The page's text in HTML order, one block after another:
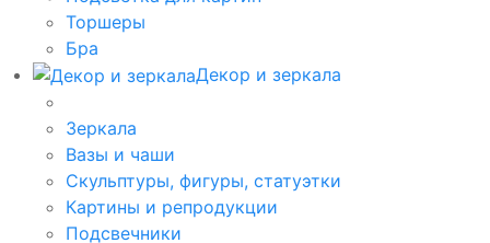
Торшеры
Бра
Декор и зеркала
Зеркала
Вазы и чаши
Скульптуры, фигуры, статуэтки
Картины и репродукции
Подсвечники